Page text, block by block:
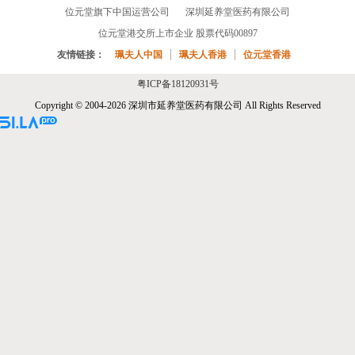
位元堂旗下中国运营公司
深圳延养堂医药有限公司
位元堂港交所上市企业 股票代码00897
友情链接：
珮夫人中国 珮夫人香港 位元堂香港
粤ICP备18120931号
Copyright © 2004-2026 深圳市延养堂医药有限公司 All Rights Reserved